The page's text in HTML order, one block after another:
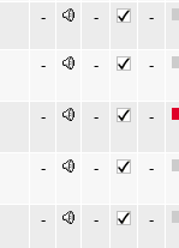
- - -
- - -
- - -
- - -
- - -